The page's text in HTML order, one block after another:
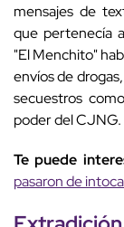
mensajes de
que pertenecía
"El Menchito"
envíos de
secuestros
poder del CJNG.
Te puede
pasaron de